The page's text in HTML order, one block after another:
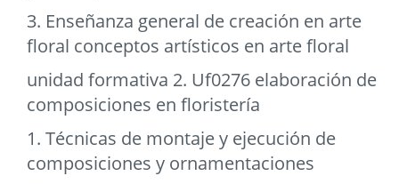
3. Enseñanza general de creación en arte
floral conceptos artísticos en arte floral
unidad formativa 2. Uf0276 elaboración de
composiciones en floristería
1. Técnicas de montaje y ejecución de
composiciones y ornamentaciones